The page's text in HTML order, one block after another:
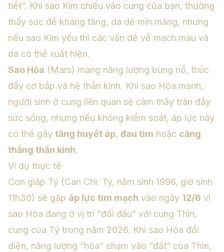
tiết”. Khi sao Kim chiếu vào cung của bạn, thường
thấy sức đề kháng tăng, da dẻ mịn màng, nhưng
nếu sao Kim yếu thì các vấn đề về mạch máu và
da có thể xuất hiện.
Sao Hỏa (Mars) mang năng lượng bùng nổ, thúc
đẩy cơ bắp và hệ thần kinh. Khi sao Hỏa mạnh,
người sinh ở cung liên quan sẽ cảm thấy tràn đầy
sức sống, nhưng nếu không kiểm soát, áp lực này
có thể gây tăng huyết áp, đau tim hoặc căng
thẳng thần kinh.
Ví dụ thực tế
Con giáp Tý (Can Chi: Tý, năm sinh 1996, giờ sinh
11h30) sẽ gặp áp lực tim mạch vào ngày 12/6 vì
sao Hỏa đang ở vị trí “đối đầu” với cung Thìn,
cung của Tý trong năm 2026. Khi sao Hỏa đối
diện, năng lượng “hỏa” chạm vào “đất” của Thìn,